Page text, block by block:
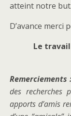
atteint notre but.
D’avance merci
Le travail
Remerciements
des recherches
apports d’amis